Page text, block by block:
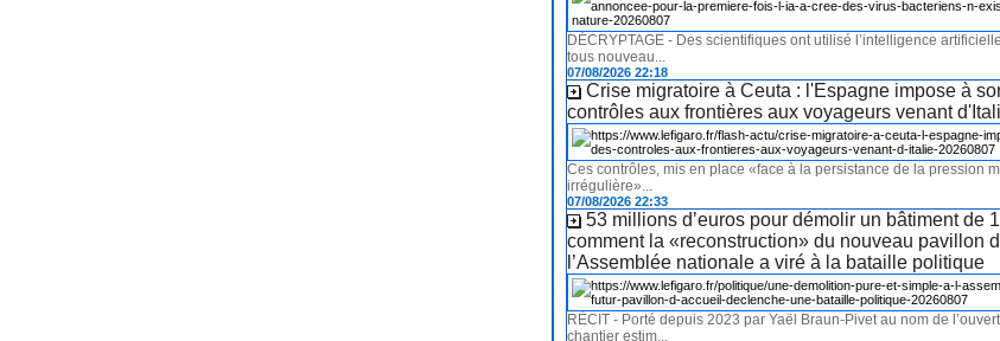
DÉCRYPTAGE - Des scientifiques ont utilisé l’intelligence
tous nouveau...
07/08/2026 22:18
Crise migratoire à Ceuta : l'Espagne impose à
contrôles aux frontières aux voyageurs venant
Ces contrôles, mis en place «face à la persistance de la pression
irrégulière»...
07/08/2026 22:33
53 millions d’euros pour démolir un bâtiment de
comment la «reconstruction» du nouveau pavillon
l’Assemblée nationale a viré à la bataille politique
RÉCIT - Porté depuis 2023 par Yaël Braun-Pivet au nom de
chantier estim...